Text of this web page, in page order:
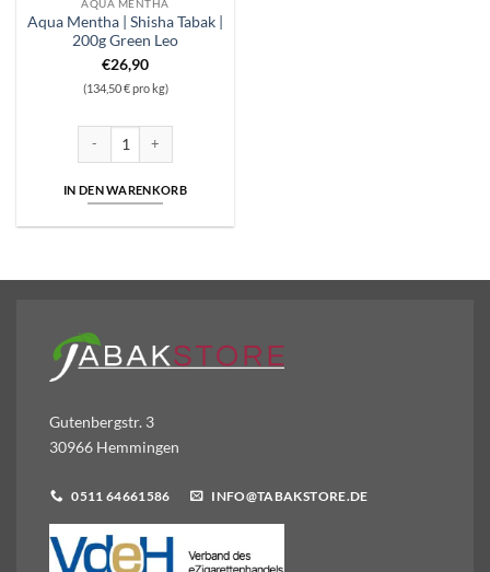
AQUA MENTHA
Aqua Mentha | Shisha Tabak |
200g Green Leo
€26,90
(134,50 € pro kg)
IN DEN WARENKORB
Gutenbergstr. 3
30966 Hemmingen
0511 64661586 INFO@TABAKSTORE.DE